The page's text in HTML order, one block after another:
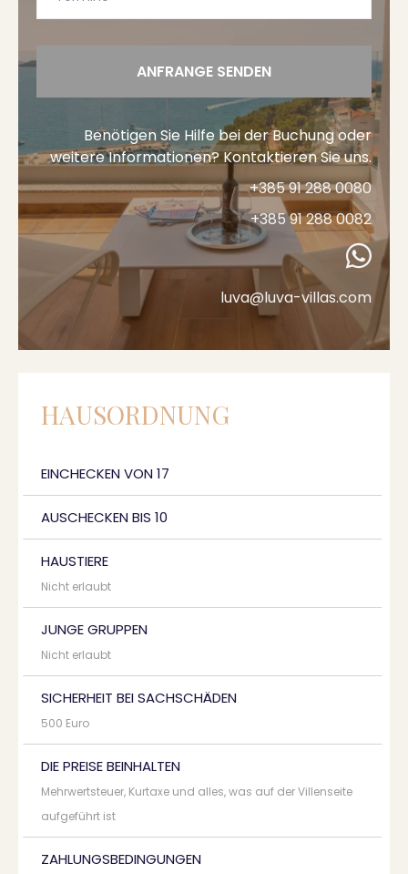
ANFRANGE SENDEN
luva@luva-villas.com
Benötigen Sie Hilfe bei der Buchung oder
weitere Informationen? Kontaktieren Sie uns.
+385 91 288 0080
+385 91 288 0082
HAUSORDNUNG
EINCHECKEN VON 17
AUSCHECKEN BIS 10
HAUSTIERE
Nicht erlaubt
JUNGE GRUPPEN
Nicht erlaubt
SICHERHEIT BEI SACHSCHÄDEN
500 Euro
DIE PREISE BEINHALTEN
Mehrwertsteuer, Kurtaxe und alles, was auf der Villenseite
aufgeführt ist
ZAHLUNGSBEDINGUNGEN